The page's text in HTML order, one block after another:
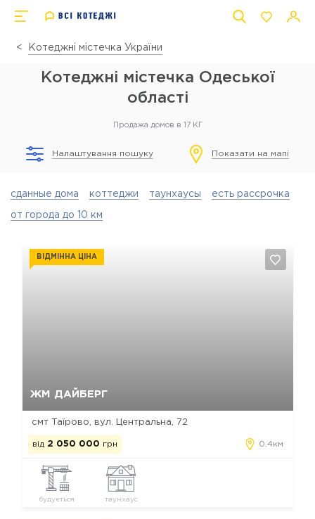
Котеджні містечка України
Котеджні містечка Одеської
області
Продажа домов в 17 КГ
Налаштування пошуку Показати на мапі
сданные дома коттеджи таунхаусы есть рассрочка
от города до 10 км
ЖМ ДАЙБЕРГ
ВІДМІННА ЦІНА
смт Таїрово, вул. Центральна, 72
від 2 050 000 грн 0.4км
будується таунхаус